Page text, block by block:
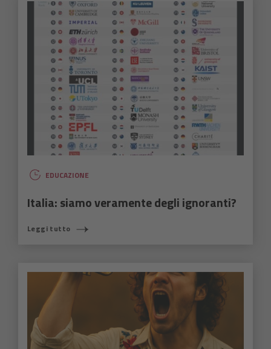
EDUCAZIONE
Italia: siamo veramente degli ignoranti?
Leggi tutto